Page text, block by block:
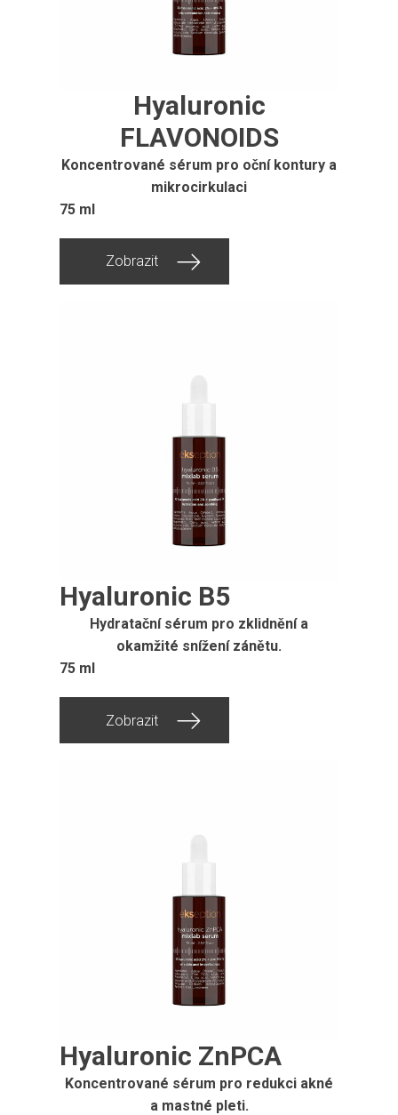
Hyaluronic
FLAVONOIDS
Koncentrované sérum pro oční kontury a
mikrocirkulaci
75 ml
Zobrazit
Hyaluronic B5
Hydratační sérum pro zklidnění a
okamžité snížení zánětu.
75 ml
Zobrazit
Hyaluronic ZnPCA
Koncentrované sérum pro redukci akné
a mastné pleti.